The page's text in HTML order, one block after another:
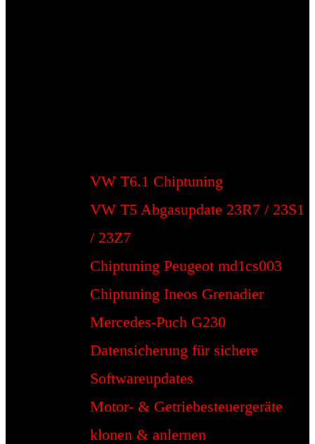
VW T6.1 Chiptuning
VW T5 Abgasupdate 23R7 / 23S1
/ 23Z7
Chiptuning Peugeot md1cs003
Chiptuning Ineos Grenadier
Mercedes-Puch G230
Datensicherung für sichere
Softwareupdates
Motor- & Getriebesteuergeräte
klonen & anlernen